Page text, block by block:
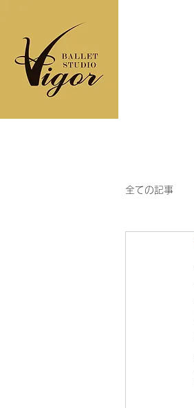
全ての記事